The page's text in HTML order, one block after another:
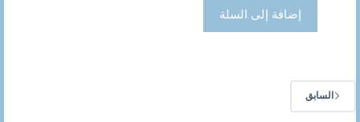
إضافة إلى السلة
السابق